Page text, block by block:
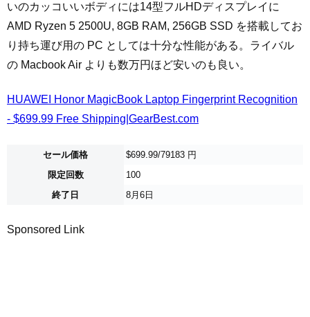
いのカッコいいボディには14型フルHDディスプレイに
AMD Ryzen 5 2500U, 8GB RAM, 256GB SSD を搭載してお
り持ち運び用の PC としては十分な性能がある。ライバル
の Macbook Air よりも数万円ほど安いのも良い。
HUAWEI Honor MagicBook Laptop Fingerprint Recognition
- $699.99 Free Shipping|GearBest.com
セール価格
$699.99/79183 円
限定回数
100
終了日
8月6日
Sponsored Link